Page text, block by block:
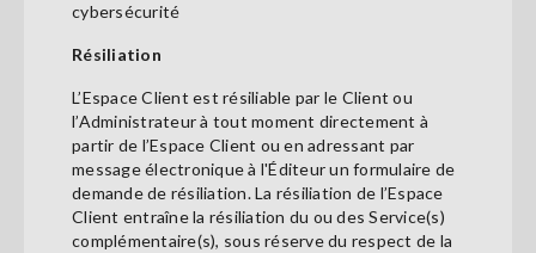
cybersécurité
Résiliation
L’Espace Client est résiliable par le Client ou
l’Administrateur à tout moment directement à
partir de l’Espace Client ou en adressant par
message électronique à l'Éditeur un formulaire de
demande de résiliation. La résiliation de l’Espace
Client entraîne la résiliation du ou des Service(s)
complémentaire(s), sous réserve du respect de la